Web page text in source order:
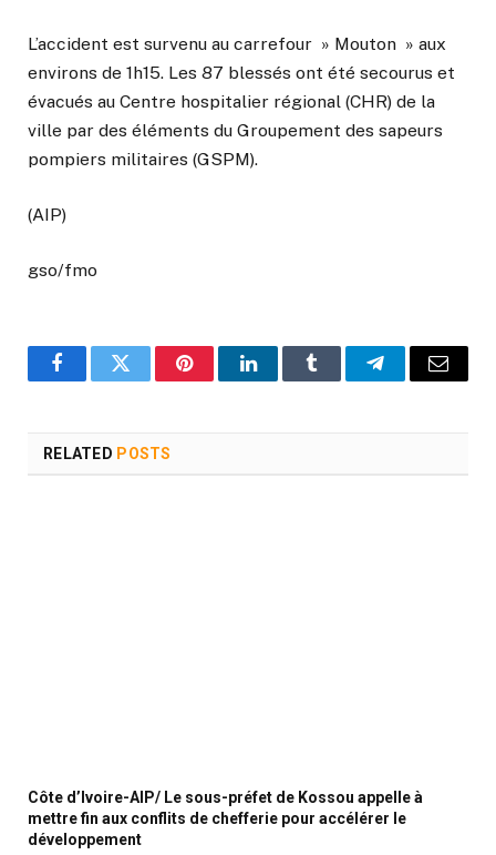
L’accident est survenu au carrefour » Mouton » aux
environs de 1h15. Les 87 blessés ont été secourus et
évacués au Centre hospitalier régional (CHR) de la
ville par des éléments du Groupement des sapeurs
pompiers militaires (GSPM).
(AIP)
gso/fmo
FacebookTwitter PinterestLinkedInTumblr TelegramEmail
RELATED POSTS
Côte d’Ivoire-AIP/ Le sous-préfet de Kossou appelle à
mettre fin aux conflits de chefferie pour accélérer le
développement